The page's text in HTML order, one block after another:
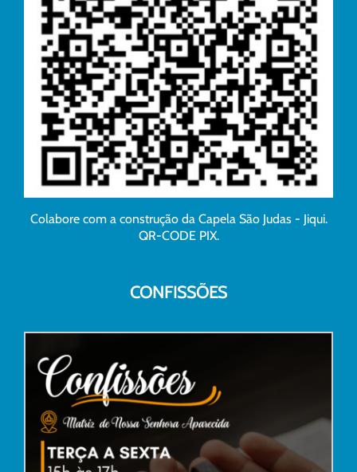
Colabore com a construção da Capela São Judas - Jiqui.
QR-CODE PIX.
CONFISSÕES